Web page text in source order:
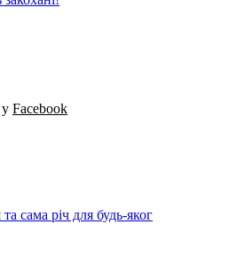
Facebook
сама річ для будь-яког